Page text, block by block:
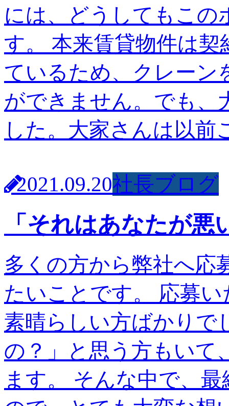
には、どうしてもこの
す。 本来賃貸物件は
ているため、クレーン
ができません。でも、
した。大家さんは以
2021.09.20社長ブログ
「それはあなたが
多くの方から弊社へ応
たいことです。 応募
素晴らしい方ばかりで
の？」と思う方もいて
ます。 そんな中で、